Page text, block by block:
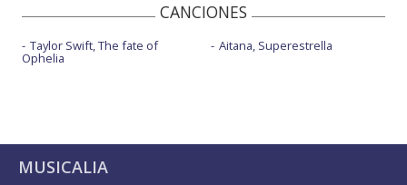
CANCIONES
Taylor Swift, The fate of
Ophelia
Aitana, Superestrella
MUSICALIA